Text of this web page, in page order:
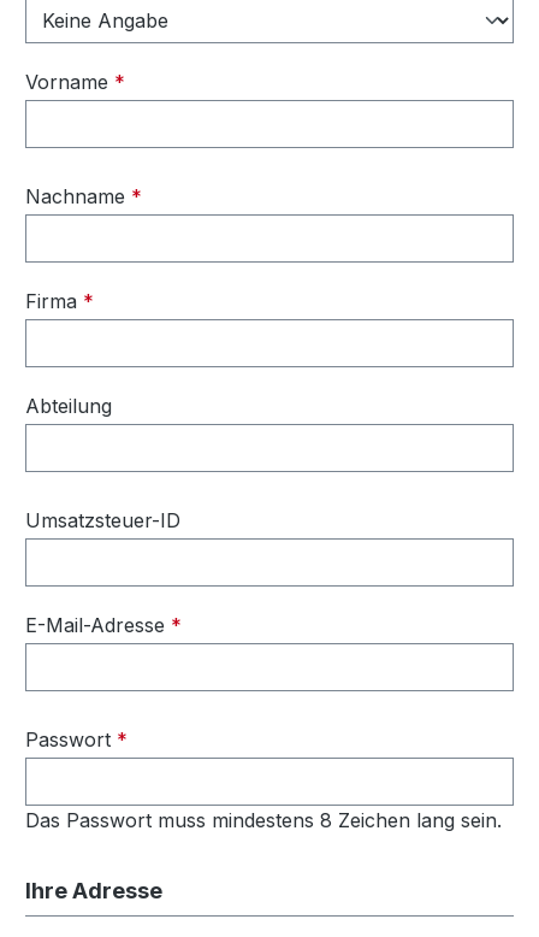
Vorname *
Nachname *
Firma *
Abteilung
Umsatzsteuer-ID
E-Mail-Adresse *
Passwort *
Das Passwort muss mindestens 8 Zeichen lang sein.
Ihre Adresse